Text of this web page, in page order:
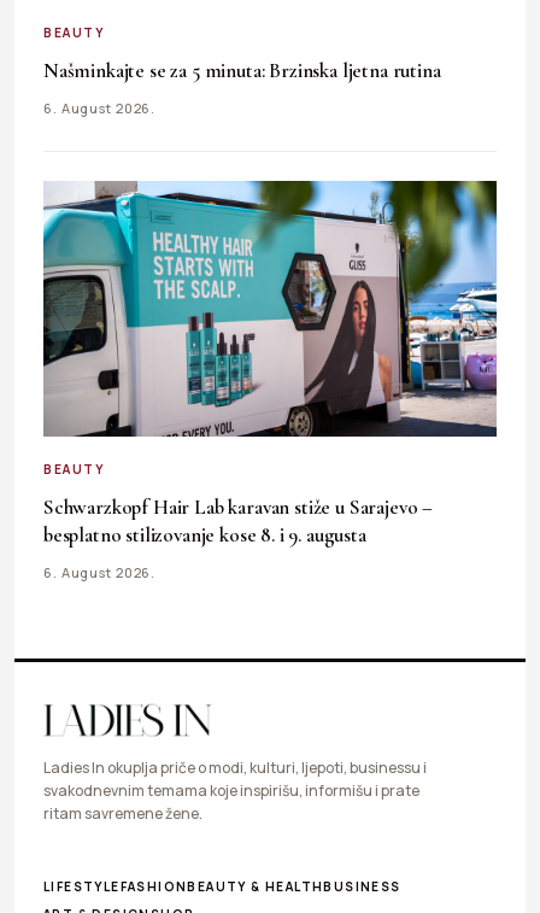
BEAUTY
Našminkajte se za 5 minuta: Brzinska ljetna rutina
6. August 2026.
BEAUTY
Schwarzkopf Hair Lab karavan stiže u Sarajevo –
besplatno stilizovanje kose 8. i 9. augusta
6. August 2026.
Ladies In okuplja priče o modi, kulturi, ljepoti, businessu i
svakodnevnim temama koje inspirišu, informišu i prate
ritam savremene žene.
LIFESTYLEFASHIONBEAUTY & HEALTHBUSINESS